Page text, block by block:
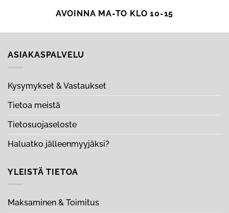
AVOINNA MA-TO KLO 10-15
ASIAKASPALVELU
Kysymykset & Vastaukset
Tietoa meistä
Tietosuojaseloste
Haluatko jälleenmyyjäksi?
YLEISTÄ TIETOA
Maksaminen & Toimitus